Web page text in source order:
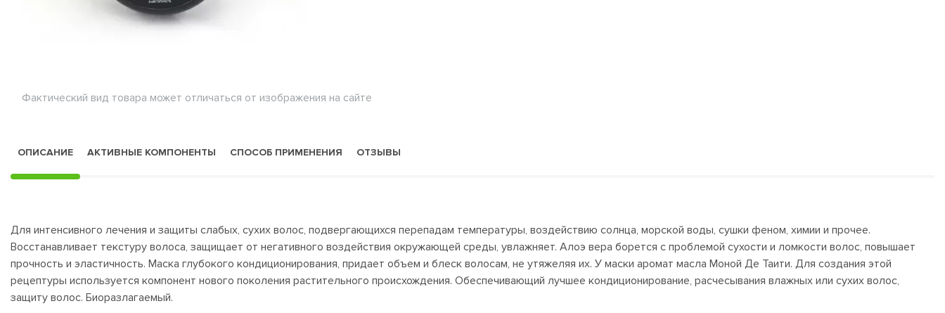
Фактический вид товара может отличаться от изображения на сайте
ОПИСАНИЕ АКТИВНЫЕ КОМПОНЕНТЫ СПОСОБ ПРИМЕНЕНИЯ ОТЗЫВЫ
Для интенсивного лечения и защиты слабых, сухих волос, подвергающихся перепадам температуры, воздействию солнца, морской воды, сушки феном, химии и прочее.
Восстанавливает текстуру волоса, защищает от негативного воздействия окружающей среды, увлажняет. Алоэ вера борется с проблемой сухости и ломкости волос, повышает
прочность и эластичность. Маска глубокого кондиционирования, придает объем и блеск волосам, не утяжеляя их. У маски аромат масла Моной Де Таити. Для создания этой
рецептуры используется компонент нового поколения растительного происхождения. Обеспечивающий лучшее кондиционирование, расчесывания влажных или сухих волос,
защиту волос. Биоразлагаемый.